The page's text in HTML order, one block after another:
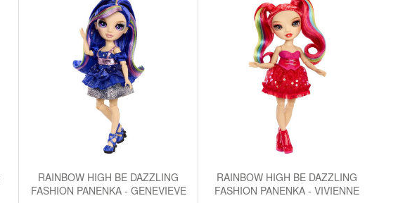
RAINBOW HIGH BE DAZZLING
FASHION PANENKA - GENEVIEVE
RAINBOW HIGH BE DAZZLING
FASHION PANENKA - VIVIENNE